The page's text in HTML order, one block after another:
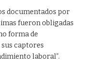
documentados por
fueron obligadas
forma de
captores
laboral”.